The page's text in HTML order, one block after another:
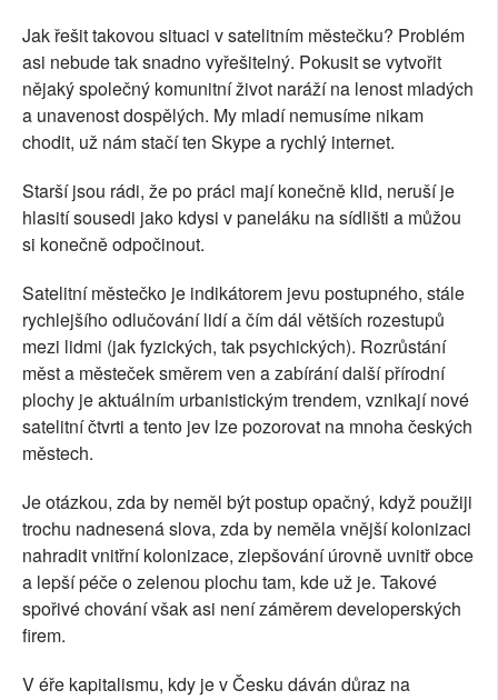
Jak řešit takovou situaci v satelitním městečku? Problém
asi nebude tak snadno vyřešitelný. Pokusit se vytvořit
nějaký společný komunitní život naráží na lenost mladých
a unavenost dospělých. My mladí nemusíme nikam
chodit, už nám stačí ten Skype a rychlý internet.
Starší jsou rádi, že po práci mají konečně klid, neruší je
hlasití sousedi jako kdysi v paneláku na sídlišti a můžou
si konečně odpočinout.
Satelitní městečko je indikátorem jevu postupného, stále
rychlejšího odlučování lidí a čím dál větších rozestupů
mezi lidmi (jak fyzických, tak psychických). Rozrůstání
měst a městeček směrem ven a zabírání další přírodní
plochy je aktuálním urbanistickým trendem, vznikají nové
satelitní čtvrti a tento jev lze pozorovat na mnoha českých
městech.
Je otázkou, zda by neměl být postup opačný, když použiji
trochu nadnesená slova, zda by neměla vnější kolonizaci
nahradit vnitřní kolonizace, zlepšování úrovně uvnitř obce
a lepší péče o zelenou plochu tam, kde už je. Takové
spořivé chování však asi není záměrem developerských
firem.
V éře kapitalismu, kdy je v Česku dáván důraz na